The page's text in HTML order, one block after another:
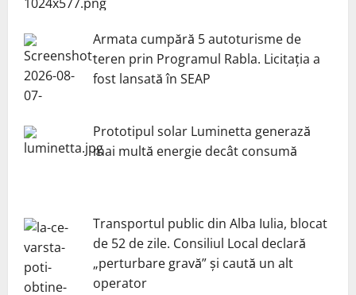
Armata cumpără 5 autoturisme de
teren prin Programul Rabla. Licitația a
fost lansată în SEAP
Prototipul solar Luminetta generază
mai multă energie decât consumă
Transportul public din Alba Iulia, blocat
de 52 de zile. Consiliul Local declară
„perturbare gravă” și caută un alt
operator